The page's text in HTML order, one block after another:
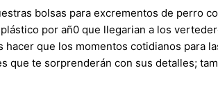
bolsas para excrementos de
por añ0 que llegarian a los
hacer que los momentos cotidianos
que te sorprenderán con sus detalles;